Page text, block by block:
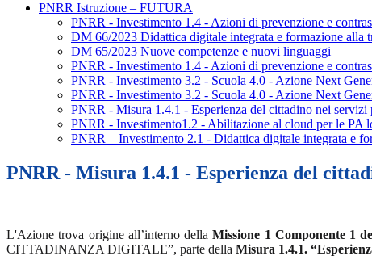
PNRR Istruzione – FUTURA
PNRR - Investimento 1.4 - Azioni di prevenzione e
DM 66/2023 Didattica digitale integrata e formazione alla
DM 65/2023 Nuove competenze e nuovi linguaggi
PNRR - Investimento 1.4 - Azioni di prevenzione e
PNRR - Investimento 3.2 - Scuola 4.0 - Azione Next
PNRR - Investimento 3.2 - Scuola 4.0 - Azione Next
PNRR - Misura 1.4.1 - Esperienza del cittadino nei
PNRR - Investimento1.2 - Abilitazione al cloud per le PA
PNRR – Investimento 2.1 - Didattica digitale integrata e
PNRR - Misura 1.4.1 - Esperienza del
L'Azione trova origine all’interno dellaMissione 1 Componente 1
CITTADINANZA DIGITALE”, parte della Misura 1.4.1.